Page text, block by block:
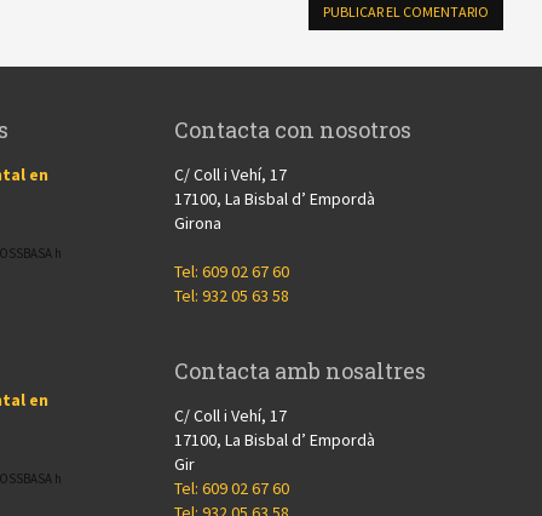
en
h
en
h
Contacta con nosotros
C/ Coll i Vehí, 17
17100, La Bisbal d’ Empordà
Girona
Tel: 609 02 67 60
Tel: 932 05 63 58
Contacta amb nosaltres
C/ Coll i Vehí, 17
17100, La Bisbal d’ Empordà
Gir
Tel: 609 02 67 60